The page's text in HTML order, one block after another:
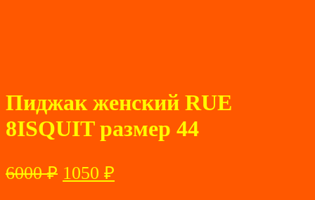
Пиджак женский RUE
8ISQUIT размер 44
6000₽ Первоначальная
1050 ₽